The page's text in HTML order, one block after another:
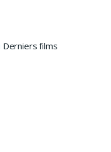
Derniers films